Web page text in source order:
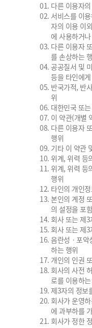
다른 이용자
서비스를 이
자의 이용 이
에 사용하거
다른 이용자
를 손상하는
공공질서 및
등을 타인에
반국가적, 반
위
대한민국 또
이 약관(개별
다른 이용자
행위
기타 이 약관
위계, 위력 등
위계, 위력 등
행위
타인의 개인
본인의 계정
의 설정을 포
회사 또는 제
회사 또는 제
음란성ㆍ포악
하는 행위
개인의 인권
회사의 사전
로를 이용하
제3자의 정보
회사가 운영
에 과부하를
회사가 정한